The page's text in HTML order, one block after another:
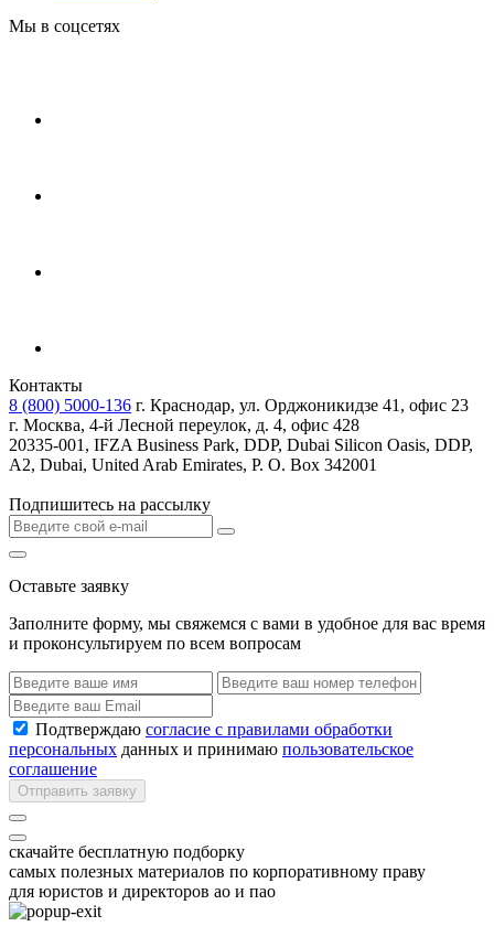
Мы в соцсетях
Контакты
8 (800) 5000-136 г. Краснодар, ул. Орджоникидзе 41, офис 23
г. Москва, 4-й Лесной переулок, д. 4, офис 428
20335-001, IFZA Business Park, DDP, Dubai Silicon Oasis, DDP,
A2, Dubai, United Arab Emirates, P. O. Box 342001
Подпишитесь на рассылку
Оставьте заявку
Заполните форму, мы свяжемся с вами в удобное для вас время
и проконсультируем по всем вопросам
Подтверждаю согласие с правилами обработки
персональных данных и принимаю пользовательское
соглашение
Отправить заявку
скачайте бесплатную подборку
самых полезных материалов по корпоративному праву
для юристов и директоров ао и пао